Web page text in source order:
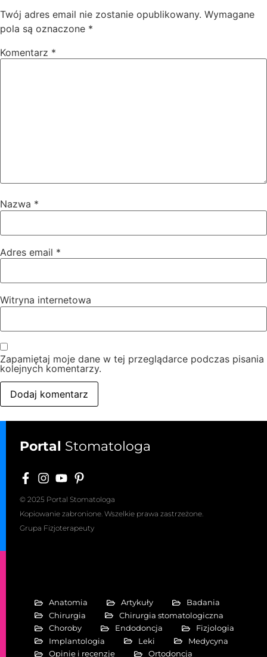
Twój adres email nie zostanie opublikowany. Wymagane
pola są oznaczone *
Komentarz *
Nazwa *
Adres email *
Witryna internetowa
Zapamiętaj moje dane w tej przeglądarce podczas pisania
kolejnych komentarzy.
Portal Stomatologa
© 2025 Portal Stomatologa
Kopiowanie zabronione. Wszelkie prawa zastrzeżone.
Grupa Fizjoterapeuty
Anatomia Artykuły
Badania
Chirurgia
Chirurgia stomatologiczna
Choroby
Endodoncja
Fizjologia
Implantologia
Leki
Medycyna
Opinie i recenzje
Ortodoncja